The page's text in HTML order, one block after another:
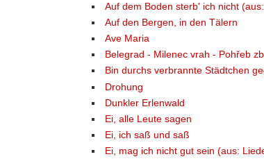
Auf dem Boden sterb' ich nicht
Auf den Bergen, in den Tälern
Ave Maria
Belegrad - Milenec vrah - Pohřeb
Bin durchs verbrannte Städtchen
Drohung
Dunkler Erlenwald
Ei, alle Leute sagen
Ei, ich saß und saß
Ei, mag ich nicht gut sein (aus: